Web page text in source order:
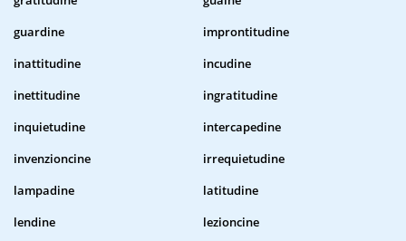
guardine
improntitudine
inattitudine
incudine
inettitudine
ingratitudine
inquietudine
intercapedine
invenzioncine
irrequietudine
lampadine
latitudine
lendine
lezioncine